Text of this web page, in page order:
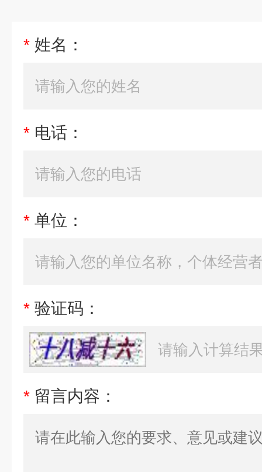
* 姓名：
* 电话：
* 单位：
* 验证码：
* 留言内容：